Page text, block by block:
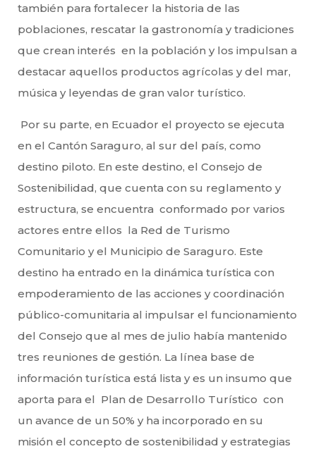
también para fortalecer la historia de las
poblaciones, rescatar la gastronomía y tradiciones
que crean interés en la población y los impulsan a
destacar aquellos productos agrícolas y del mar,
música y leyendas de gran valor turístico.
Por su parte, en Ecuador el proyecto se ejecuta
en el Cantón Saraguro, al sur del país, como
destino piloto. En este destino, el Consejo de
Sostenibilidad, que cuenta con su reglamento y
estructura, se encuentra conformado por varios
actores entre ellos la Red de Turismo
Comunitario y el Municipio de Saraguro. Este
destino ha entrado en la dinámica turística con
empoderamiento de las acciones y coordinación
público-comunitaria al impulsar el funcionamiento
del Consejo que al mes de julio había mantenido
tres reuniones de gestión. La línea base de
información turística está lista y es un insumo que
aporta para el Plan de Desarrollo Turístico con
un avance de un 50% y ha incorporado en su
misión el concepto de sostenibilidad y estrategias